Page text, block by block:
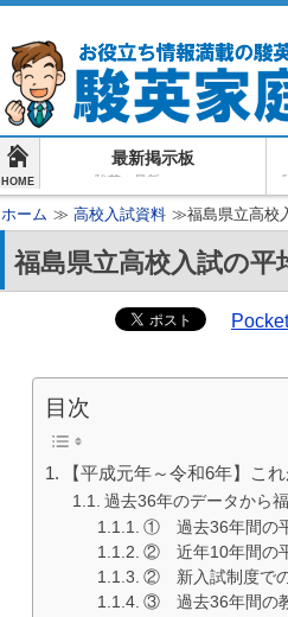
HOME
最新掲示板
駿英の最新ニュース
ホーム ≫ 高校入試資料 ≫福島県立高校
福島県立高校入試の平
Pocket
目次
【平成元年～令和6年】こ
過去36年のデータから
① 過去36年間の
② 近年10年間の
② 新入試制度での
③ 過去36年間の